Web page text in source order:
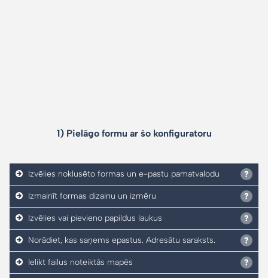
1) Pielāgo formu ar šo konfiguratoru
Izvēlies noklusēto formas un e-pastu pamatvalodu
Izmainīt formas dizainu un izmēru
Izvēlies vai pievieno papildus laukus
Norādiet, kas saņems epastus. Adresātu saraksts.
Ielikt failus noteiktās mapēs